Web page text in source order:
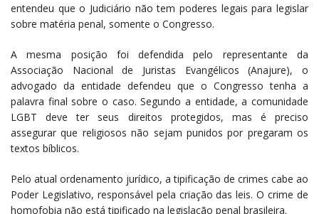
entendeu que o Judiciário não tem poderes legais para legislar
sobre matéria penal, somente o Congresso.
A mesma posição foi defendida pelo representante da
Associação Nacional de Juristas Evangélicos (Anajure), o
advogado da entidade defendeu que o Congresso tenha a
palavra final sobre o caso. Segundo a entidade, a comunidade
LGBT deve ter seus direitos protegidos, mas é preciso
assegurar que religiosos não sejam punidos por pregaram os
textos bíblicos.
Pelo atual ordenamento jurídico, a tipificação de crimes cabe ao
Poder Legislativo, responsável pela criação das leis. O crime de
homofobia não está tipificado na legislação penal brasileira.